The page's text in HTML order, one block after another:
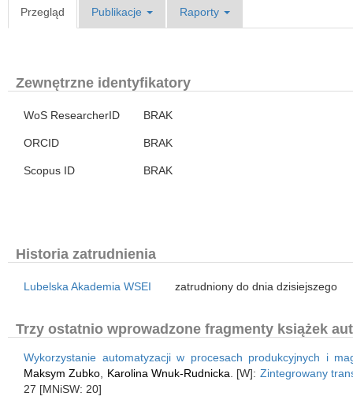
Przegląd Publikacje Raporty
Zewnętrzne identyfikatory
WoS ResearcherID BRAK
ORCID BRAK
Scopus ID BRAK
Historia zatrudnienia
Lubelska Akademia WSEI zatrudniony do dnia dzisiejszego
Trzy ostatnio wprowadzone fragmenty książek
Wykorzystanie automatyzacji w procesach produkcyjnych i
Maksym Zubko
Karolina Wnuk-Rudnicka . [W]: Zintegrowany
27 [MNiSW: 20]